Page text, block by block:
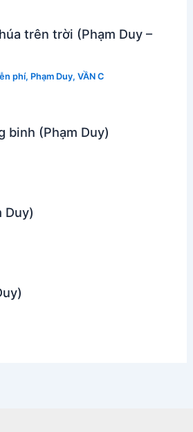
trên trời (Phạm Duy –
phí, Phạm Duy, VẦN C
binh (Phạm Duy)
Duy)